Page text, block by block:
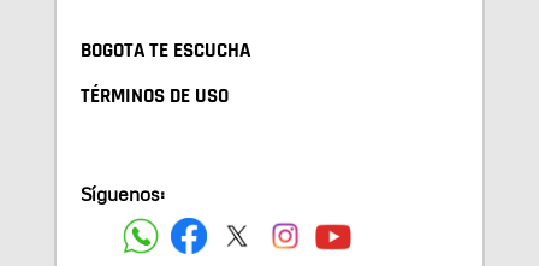
BOGOTA TE ESCUCHA
TÉRMINOS DE USO
Síguenos: